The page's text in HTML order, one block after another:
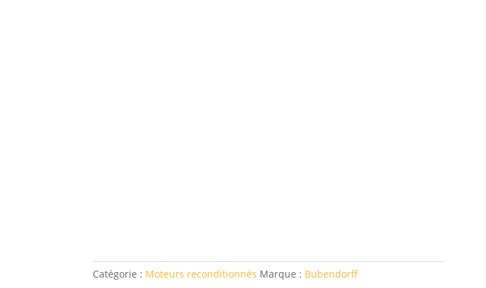
Catégorie : Moteurs reconditionnés Marque : Bubendorff